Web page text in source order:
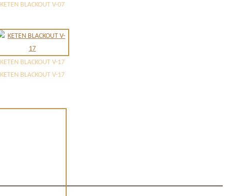
KETEN BLACKOUT V-07
KETEN BLACKOUT V-17
KETEN BLACKOUT V-17